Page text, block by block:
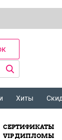
Хиты
СЕРТИФИКАТЫ
VIP ДИПЛОМЫ